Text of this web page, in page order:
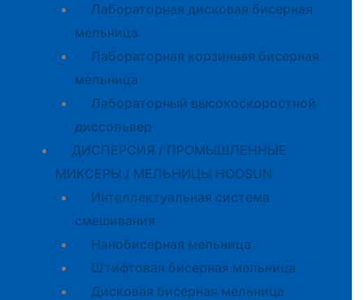
Лабораторная дисковая бисерная
мельница
Лабораторная корзинная бисерная
мельница
Лабораторный высокоскоростной
диссольвер
ДИСПЕРСИЯ / ПРОМЫШЛЕННЫЕ
МИКСЕРЫ / МЕЛЬНИЦЫ HOOSUN
Интеллектуальная система
смешивания
Нанобисерная мельница
Штифтовая бисерная мельница
Дисковая бисерная мельница